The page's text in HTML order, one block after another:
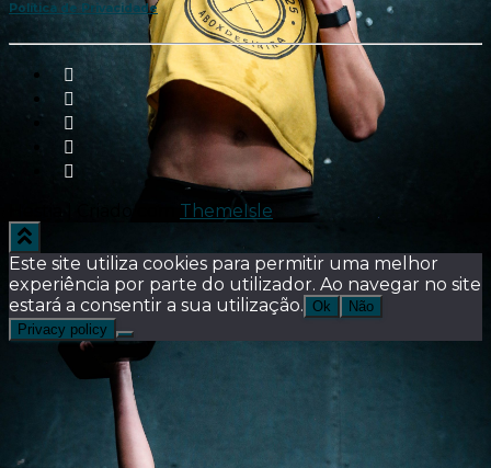
Política de Privacidade
ThemeIsle
Este site utiliza cookies para permitir uma melhor
experiência por parte do utilizador. Ao navegar no site
estará a consentir a sua utilização. Ok
Não
Privacy policy